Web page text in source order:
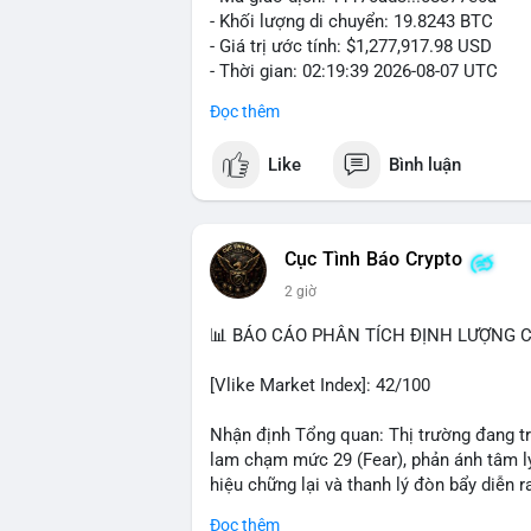
- Khối lượng di chuyển: 19.8243 BTC
- Giá trị ước tính: $1,277,917.98 USD
- Thời gian: 02:19:39 2026-08-07 UTC
Khối lượng gần 20 BTC trị giá hơn 1.27
động này thiên về chuyển ví lạnh để
lượng không quá lớn để gây sốc thanh
Nhà đầu tư nhỏ lẻ nên theo dõi xác
tương tự trong 24 giờ tới. Nếu xu hướng
chiếm ưu thế, phù hợp với chiến lược
Đọc thêm
Like Bình luận
Cục Tình Báo Crypto
2 giờ
📊 BÁO CÁO PHÂN TÍCH ĐỊNH LƯỢNG
[Vlike Market Index]: 42/100
Nhận định Tổng quan: Thị trường đang
lam chạm mức 29 (Fear), phản ánh
hiệu chững lại và thanh lý đòn bẩy diễn
Đọc thêm